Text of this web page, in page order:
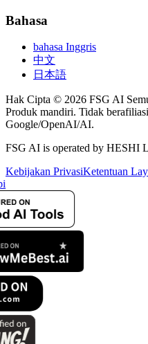
Bahasa
bahasa Inggris
中文
日本語
Hak Cipta © 2026 FSG AI
Produk mandiri. Tidak
Google/OpenAI/AI.
FSG AI is operated by HESHI
Kebijakan PrivasiKetentuan